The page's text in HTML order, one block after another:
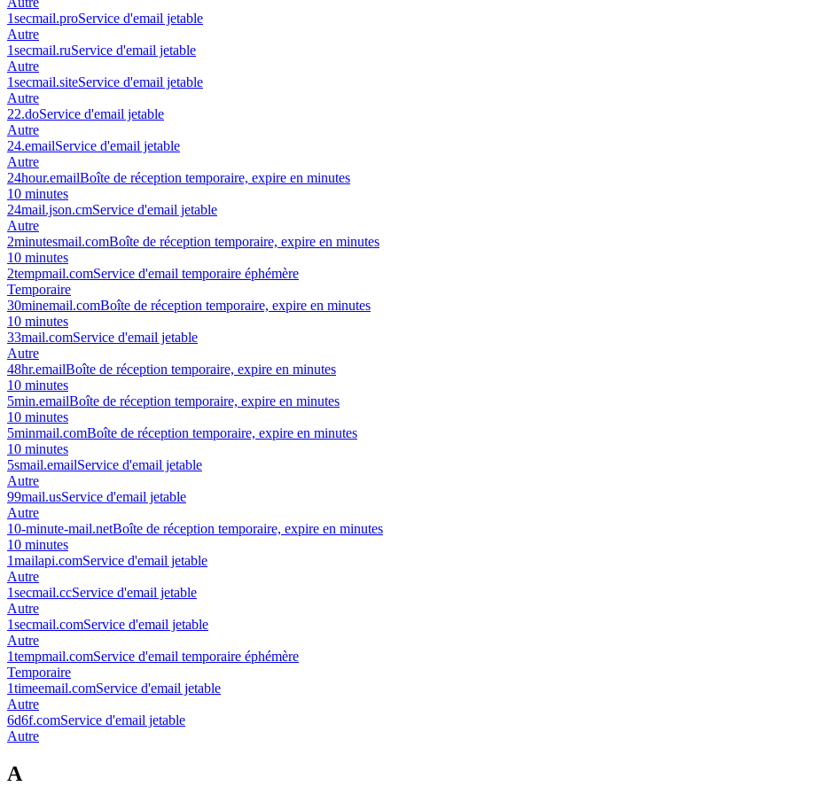
1secmail.proService d'email jetable
Autre
1secmail.ruService d'email jetable
Autre
1secmail.siteService d'email jetable
Autre
22.doService d'email jetable
Autre
24.emailService d'email jetable
Autre
24hour.emailBoîte de réception temporaire, expire en minutes
10 minutes
24mail.json.cmService d'email jetable
Autre
2minutesmail.comBoîte de réception temporaire, expire en minutes
10 minutes
2tempmail.comService d'email temporaire éphémère
Temporaire
30minemail.comBoîte de réception temporaire, expire en minutes
10 minutes
33mail.comService d'email jetable
Autre
48hr.emailBoîte de réception temporaire, expire en minutes
10 minutes
5min.emailBoîte de réception temporaire, expire en minutes
10 minutes
5minmail.comBoîte de réception temporaire, expire en minutes
10 minutes
5smail.emailService d'email jetable
Autre
99mail.usService d'email jetable
Autre
10-minute-mail.netBoîte de réception temporaire, expire en minutes
10 minutes
1mailapi.comService d'email jetable
Autre
1secmail.ccService d'email jetable
Autre
1secmail.comService d'email jetable
Autre
1tempmail.comService d'email temporaire éphémère
Temporaire
1timeemail.comService d'email jetable
Autre
6d6f.comService d'email jetable
Autre
A